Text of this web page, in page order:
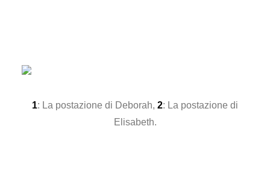
1: La postazione di Deborah, 2: La postazione di
Elisabeth.